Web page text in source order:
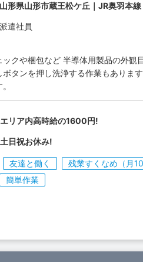
山形県山形市蔵王松ケ丘｜JR奥羽本
派遣社員
ックや梱包など 半導体用製品の外
ボタンを押し洗浄する作業もありま
エリア内高時給の1600円!
土日祝お休み!
友達と働く 残業すくなめ（月10
簡単作業